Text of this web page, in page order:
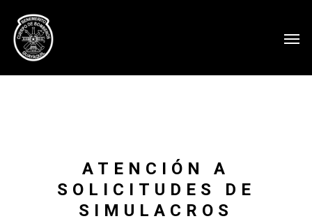
ATENCIÓN A
SOLICITUDES DE
SIMULACROS